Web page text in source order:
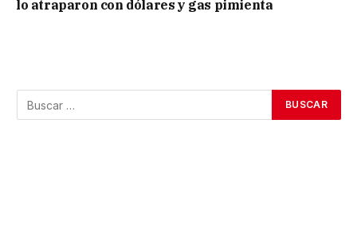
lo atraparon con dólares y gas pimienta